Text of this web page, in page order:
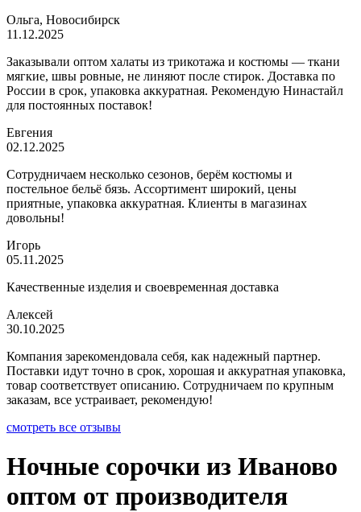
Ольга, Новосибирск
11.12.2025
Заказывали оптом халаты из трикотажа и костюмы — ткани
мягкие, швы ровные, не линяют после стирок. Доставка по
России в срок, упаковка аккуратная. Рекомендую Нинастайл
для постоянных поставок!
Евгения
02.12.2025
Сотрудничаем несколько сезонов, берём костюмы и
постельное бельё бязь. Ассортимент широкий, цены
приятные, упаковка аккуратная. Клиенты в магазинах
довольны!
Игорь
05.11.2025
Качественные изделия и своевременная доставка
Алексей
30.10.2025
Компания зарекомендовала себя, как надежный партнер.
Поставки идут точно в срок, хорошая и аккуратная упаковка,
товар соответствует описанию. Сотрудничаем по крупным
заказам, все устраивает, рекомендую!
смотреть все отзывы
Ночные сорочки из Иваново
оптом от производителя